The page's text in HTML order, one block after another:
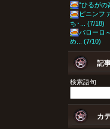
“ひるがの
ピニンフ
ち･... (7/18)
バローロ
め... (7/10)
記
検索語句
カ